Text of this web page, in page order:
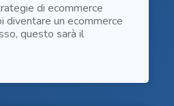
di ecommerce
diventare un ecommerce
questo sarà il